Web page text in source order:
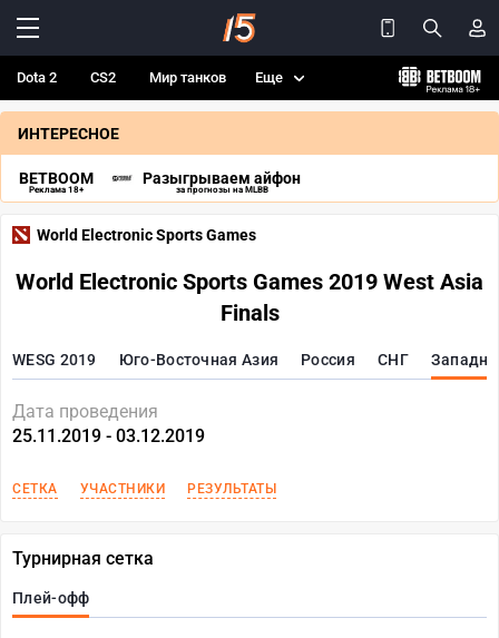
Dota 2 CS2 Мир танков Еще
ИНТЕРЕСНОЕ
BETBOOM
Реклама 18+
Разыгрываем айфон
за прогнозы на MLBB
World Electronic Sports Games
World Electronic Sports Games 2019 West Asia
Finals
WESG 2019 Юго-Восточная Азия Россия СНГ
Дата проведения
25.11.2019 - 03.12.2019
СЕТКА УЧАСТНИКИ РЕЗУЛЬТАТЫ
Турнирная сетка
Плей-офф